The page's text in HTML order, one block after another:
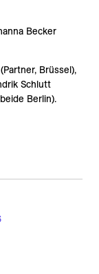
Becker
Brüssel),
Schlutt
Berlin).